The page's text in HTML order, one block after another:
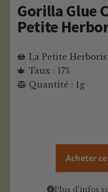
Gorilla Glue
Petite
La Petite
Taux : 17%
Quantité : 1g
Acheter
Plus d'infos